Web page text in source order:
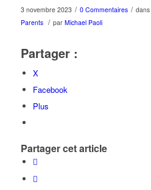
3 novembre 2023 / 0 Commentaires / dans
Parents / par Michael Paoli
Partager :
X
Facebook
Plus
Partager cet article